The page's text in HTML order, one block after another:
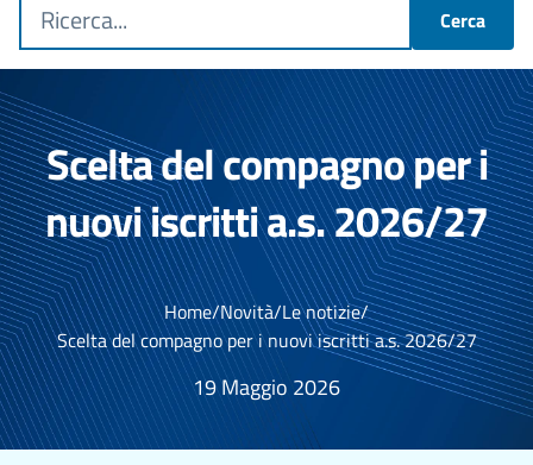
Cerca
Scelta del compagno per i
nuovi iscritti a.s. 2026/27
Home/Novità/Le notizie/
Scelta del compagno per i nuovi iscritti a.s. 2026/27
19 Maggio 2026